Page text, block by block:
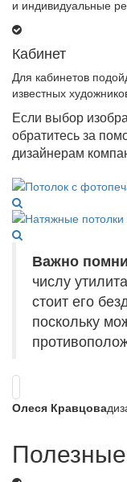
и индивидуальные
Кабинет
Для кабинетов
известных
Если выбор
обратитесь за
дизайнерам
Важно
числу
стоит его
поскольку
Олеся Кравцова
Полезные